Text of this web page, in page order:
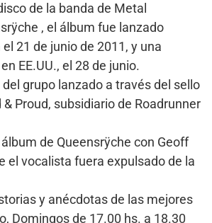
de la banda de Metal
, el álbum fue lanzado
21 de junio de 2011, y una
EE.UU., el 28 de junio.
grupo lanzado a través del sello
Proud, subsidiario de Roadrunner
de Queensrÿche con Geoff
el vocalista fuera expulsado de la
y anécdotas de las mejores
Domingos de 17.00 hs. a 18.30